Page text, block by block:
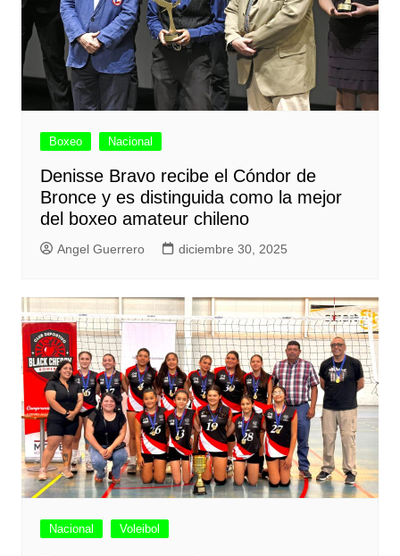
Boxeo Nacional
Denisse Bravo recibe el Cóndor de
Bronce y es distinguida como la mejor
del boxeo amateur chileno
Angel Guerrero diciembre 30, 2025
Nacional Voleibol